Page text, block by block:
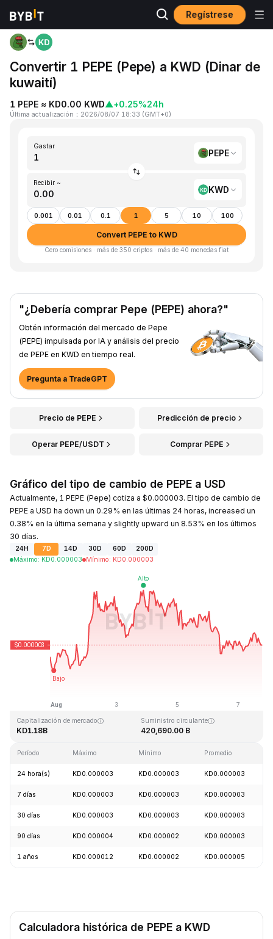
Regístrese
Inicio PEPE to KWD
Convertir 1 PEPE (Pepe) a KWD (Dinar de
kuwaití)
1 PEPE ≈ KD0.00 KWD▲+0.25%24h
Última actualización ： 2026/08/07 18:33 (GMT+0)
Gastar
PEPE
Recibir ~
KWD
0.001 0.01 0.1 1 5 10 100
Convert PEPE to KWD
Cero comisiones · más de 350 criptos · más de 40 monedas fiat
"¿Debería comprar Pepe (PEPE) ahora?"
Obtén información del mercado de Pepe
(PEPE) impulsada por IA y análisis del precio
de PEPE en KWD en tiempo real.
Pregunta a TradeGPT
Precio de PEPE Predicción de precio
Operar PEPE/USDT Comprar PEPE
Gráfico del tipo de cambio de PEPE a USD
Actualmente, 1 PEPE (Pepe) cotiza a $0.000003. El tipo de cambio de
PEPE a USD ha down un 0.29% en las últimas 24 horas, increased un
0.38% en la última semana y slightly upward un 8.53% en los últimos
30 días.
24H 7D 14D 30D 60D
200D
Máximo: KD0.000003 Mínimo: KD0.000003
Última actualización: 2026-08-07, 18:33 GMT+0
KD0.000028 KD0.000000
Capitalización de mercado
KD1.18B
Suministro circulante
420,690.00 B
Período Máximo Mínimo Promedio
24 hora(s) KD0.000003 KD0.000003 KD0.000003
7 días KD0.000003 KD0.000003 KD0.000003
30 días KD0.000003 KD0.000003 KD0.000003
90 días KD0.000004 KD0.000002 KD0.000003
1 años KD0.000012 KD0.000002 KD0.000005
Calculadora histórica de PEPE a KWD